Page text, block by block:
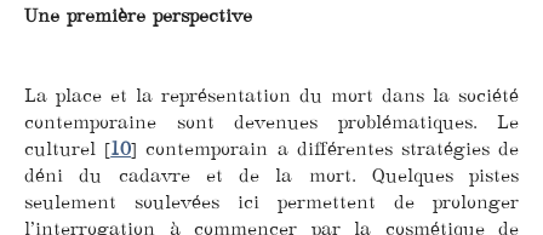
Une première perspective
La place et la représentation du mort dans la société
contemporaine sont devenues problématiques. Le
culturel [10] contemporain a différentes stratégies de
déni du cadavre et de la mort. Quelques pistes
seulement soulevées ici permettent de prolonger
l’interrogation à commencer par la cosmétique de